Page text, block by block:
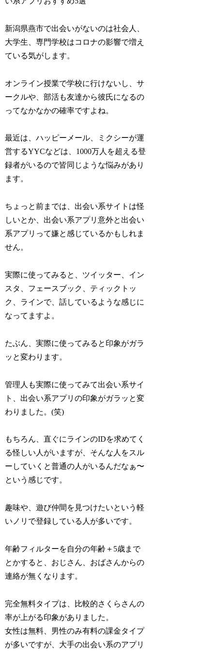
新潟県燕市で出会いがないのは社会人、
大学生、専門学校はコロナの影響で増え
ている気がします。
オンライン授業で学校に行けないし、サ
ークルや、部活も友達から彼氏になるの
ってなかなかの確率ですよね。
最近は、ハッピーメール、ミクシーが運
営するYYCなどは、1000万人を超える登
録者がいるので皆同じような悩みがあり
ます。
ちょっと前までは、出会い系サイトは怪
しいとか、出会い系アプリ意外と出会い
系アプリって嫌と感じているかもしれま
せん。
実際に使ってみると、ツイッター、イン
スタ、フェースブック、ティックトッ
ク、ラインで、話しているような感じに
なってますよ。
たぶん、実際に使ってみると印象がガラ
ッと変わります。
管理人も実際に使ってみて出会い系サイ
ト、出会い系アプリの印象がガラッと変
わりました。(笑)
もちろん、直ぐにラインのIDを求めてく
る怪しい人がいますが、そんな人をスル
ーしていくと普通の人がいるんだなぁ〜
という感じです。
趣味や、遊び仲間を見つけたいという軽
いノリで登録している人が多いです。
年齢フィルターを自分の年齢＋5歳まで
とかすると、おじさん、おばさんからの
連絡が無くなります。
完全無料タイプは、比較的さくらさんの
率が上がる印象がありました。
女性は無料、男性のみ有料の課金タイプ
が多いですが、大手の出会い系のアプリ